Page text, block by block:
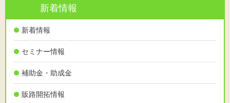
新着情報
新着情報
セミナー情報
補助金・助成金
販路開拓情報